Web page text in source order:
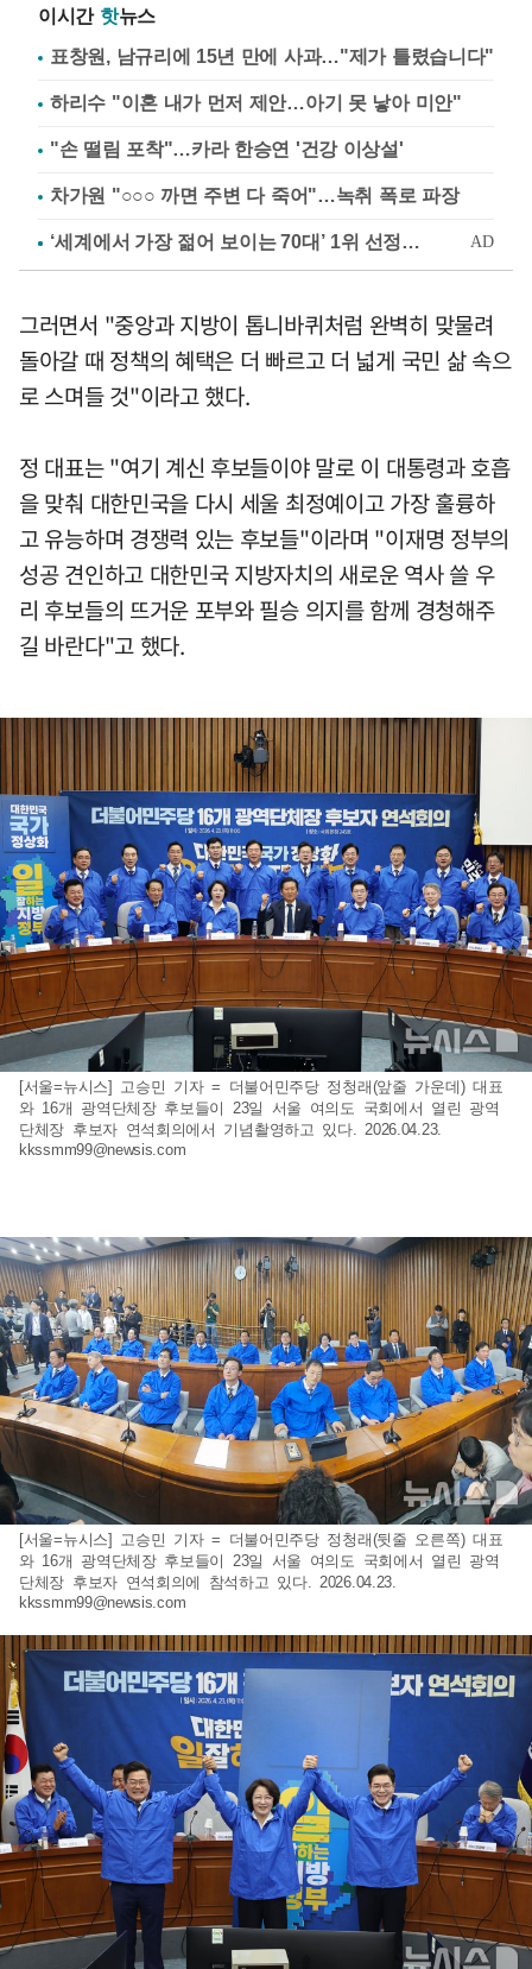
이시간 핫뉴스
표창원, 남규리에 15년 만에 사과…"제가 틀렸습니다"
하리수 "이혼 내가 먼저 제안…아기 못 낳아 미안"
"손 떨림 포착"…카라 한승연 '건강 이상설'
차가원 "○○○ 까면 주변 다 죽어"…녹취 폭로 파장
그러면서 "중앙과 지방이 톱니바퀴처럼 완벽히 맞물려
돌아갈 때 정책의 혜택은 더 빠르고 더 넓게 국민 삶 속으
로 스며들 것"이라고 했다.
정 대표는 "여기 계신 후보들이야 말로 이 대통령과 호흡
을 맞춰 대한민국을 다시 세울 최정예이고 가장 훌륭하
고 유능하며 경쟁력 있는 후보들"이라며 "이재명 정부의
성공 견인하고 대한민국 지방자치의 새로운 역사 쓸 우
리 후보들의 뜨거운 포부와 필승 의지를 함께 경청해주
길 바란다"고 했다.
[서울=뉴시스] 고승민 기자 = 더불어민주당 정청래(앞줄 가운데) 대표
와 16개 광역단체장 후보들이 23일 서울 여의도 국회에서 열린 광역
단체장 후보자 연석회의에서 기념촬영하고 있다. 2026.04.23.
kkssmm99@newsis.com
[서울=뉴시스] 고승민 기자 = 더불어민주당 정청래(뒷줄 오른쪽) 대표
와 16개 광역단체장 후보들이 23일 서울 여의도 국회에서 열린 광역
단체장 후보자 연석회의에 참석하고 있다. 2026.04.23.
kkssmm99@newsis.com